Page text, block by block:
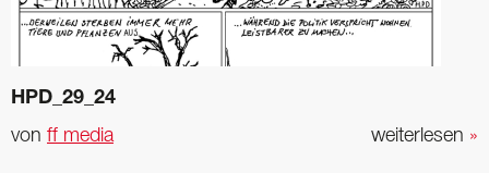
HPD_29_24
weiterlesen »
von ff media